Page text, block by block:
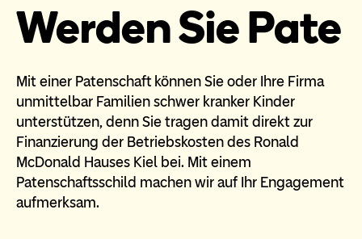
Werden Sie Pate
Mit einer Patenschaft können Sie oder Ihre Firma
unmittelbar Familien schwer kranker Kinder
unterstützen, denn Sie tragen damit direkt zur
Finanzierung der Betriebskosten des Ronald
McDonald Hauses Kiel bei. Mit einem
Patenschaftsschild machen wir auf Ihr Engagement
aufmerksam.